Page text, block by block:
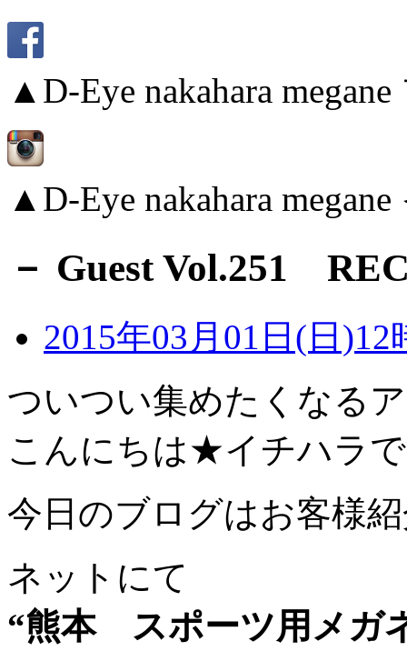
▲D-Eye nakahara
▲D-Eye nakahara
－ Guest Vol.251
2015年03月01日(日)12
ついつい集めたくなる
こんにちは★イチハラ
今日のブログはお客様
ネットにて
“熊本 スポーツ用メガ